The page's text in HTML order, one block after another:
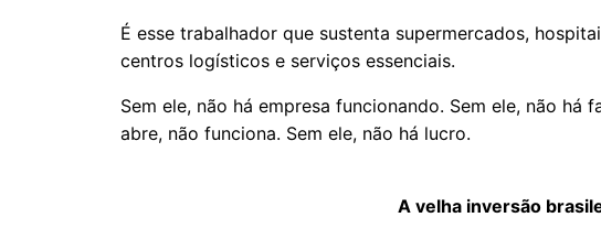
É esse trabalhador que sustenta supermercados,
centros logísticos e serviços essenciais.
Sem ele, não há empresa funcionando. Sem ele, não há
abre, não funciona. Sem ele, não há lucro.
A velha inversão